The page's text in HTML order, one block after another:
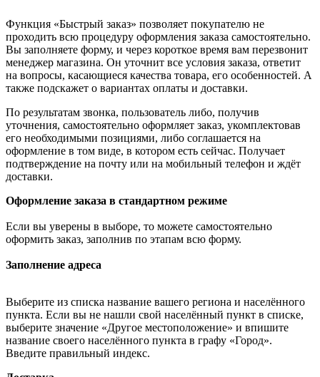
Функция «Быстрый заказ» позволяет покупателю не
проходить всю процедуру оформления заказа самостоятельно.
Вы заполняете форму, и через короткое время вам перезвонит
менеджер магазина. Он уточнит все условия заказа, ответит
на вопросы, касающиеся качества товара, его особенностей. А
также подскажет о вариантах оплаты и доставки.
По результатам звонка, пользователь либо, получив
уточнения, самостоятельно оформляет заказ, укомплектовав
его необходимыми позициями, либо соглашается на
оформление в том виде, в котором есть сейчас. Получает
подтверждение на почту или на мобильный телефон и ждёт
доставки.
Оформление заказа в стандартном режиме
Если вы уверены в выборе, то можете самостоятельно
оформить заказ, заполнив по этапам всю форму.
Заполнение адреса
Выберите из списка название вашего региона и населённого
пункта. Если вы не нашли свой населённый пункт в списке,
выберите значение «Другое местоположение» и впишите
название своего населённого пункта в графу «Город».
Введите правильный индекс.